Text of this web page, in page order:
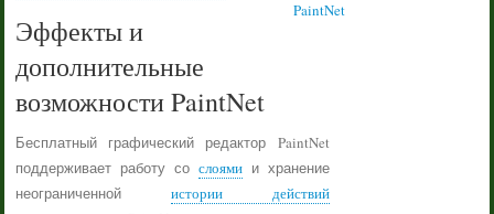
Эффекты и
дополнительные
возможности PaintNet
Бесплатный графический редактор PaintNet
поддерживает работу со слоямии хранение
неограниченной истории действий